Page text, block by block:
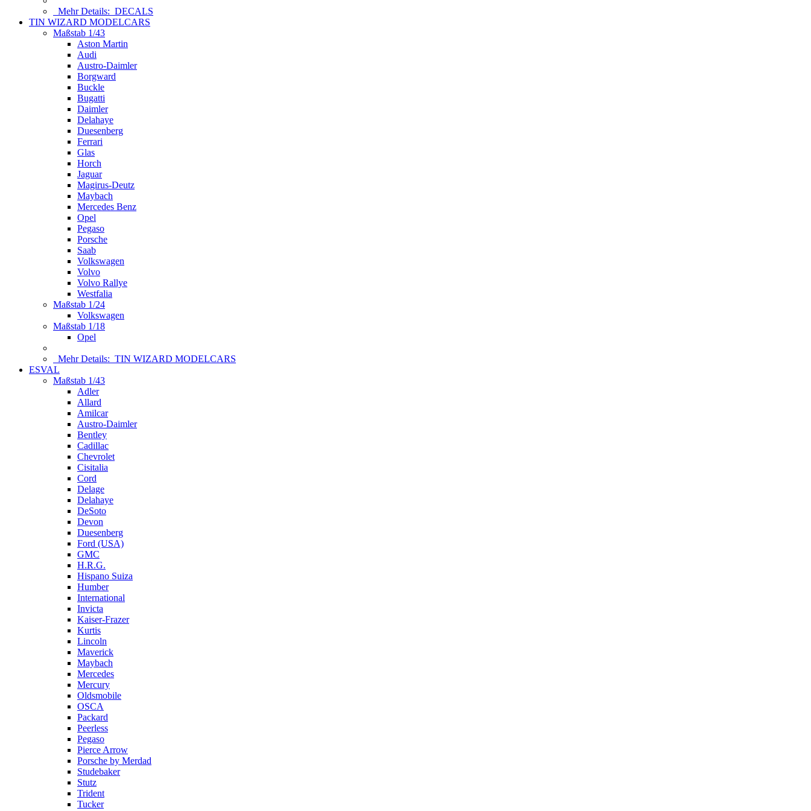
Mehr Details: DECALS
TIN WIZARD MODELCARS
Maßstab 1/43
Aston Martin
Audi
Austro-Daimler
Borgward
Buckle
Bugatti
Daimler
Delahaye
Duesenberg
Ferrari
Glas
Horch
Jaguar
Magirus-Deutz
Maybach
Mercedes Benz
Opel
Pegaso
Porsche
Saab
Volkswagen
Volvo
Volvo Rallye
Westfalia
Maßstab 1/24
Volkswagen
Maßstab 1/18
Opel
Mehr Details: TIN WIZARD MODELCARS
ESVAL
Maßstab 1/43
Adler
Allard
Amilcar
Austro-Daimler
Bentley
Cadillac
Chevrolet
Cisitalia
Cord
Delage
Delahaye
DeSoto
Devon
Duesenberg
Ford (USA)
GMC
H.R.G.
Hispano Suiza
Humber
International
Invicta
Kaiser-Frazer
Kurtis
Lincoln
Maverick
Maybach
Mercedes
Mercury
Oldsmobile
OSCA
Packard
Peerless
Pegaso
Pierce Arrow
Porsche by Merdad
Studebaker
Stutz
Trident
Tucker